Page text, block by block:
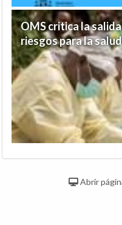
OMS critica la
riesgos para la
Abrir